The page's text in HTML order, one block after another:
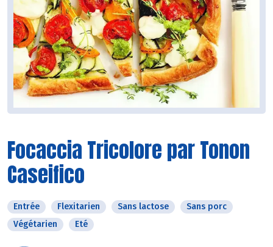
Focaccia Tricolore par Tonon
Caseifico
Entrée Flexitarien Sans lactose
Sans porc
Végétarien
Eté